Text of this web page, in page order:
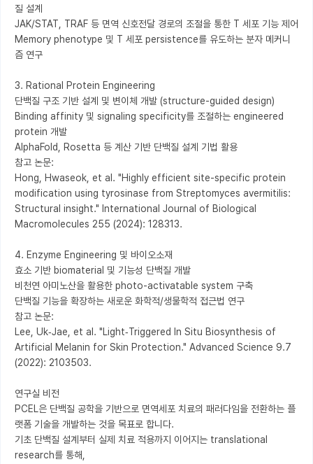
질 설계
JAK/STAT, TRAF 등 면역 신호전달 경로의 조절을 통한 T 세포 기능 제어
Memory phenotype 및 T 세포 persistence를 유도하는 분자 메커니
즘 연구
3. Rational Protein Engineering
단백질 구조 기반 설계 및 변이체 개발 (structure-guided design)
Binding affinity 및 signaling specificity를 조절하는 engineered
protein 개발
AlphaFold, Rosetta 등 계산 기반 단백질 설계 기법 활용
참고 논문:
Hong, Hwaseok, et al. "Highly efficient site-specific protein
modification using tyrosinase from Streptomyces avermitilis:
Structural insight." International Journal of Biological
Macromolecules 255 (2024): 128313.
4. Enzyme Engineering 및 바이오소재
효소 기반 biomaterial 및 기능성 단백질 개발
비천연 아미노산을 활용한 photo-activatable system 구축
단백질 기능을 확장하는 새로운 화학적/생물학적 접근법 연구
참고 논문:
Lee, Uk‐Jae, et al. "Light‐Triggered In Situ Biosynthesis of
Artificial Melanin for Skin Protection." Advanced Science 9.7
(2022): 2103503.
연구실 비전
PCEL은 단백질 공학을 기반으로 면역세포 치료의 패러다임을 전환하는 플
랫폼 기술을 개발하는 것을 목표로 합니다.
기초 단백질 설계부터 실제 치료 적용까지 이어지는 translational
research를 통해,